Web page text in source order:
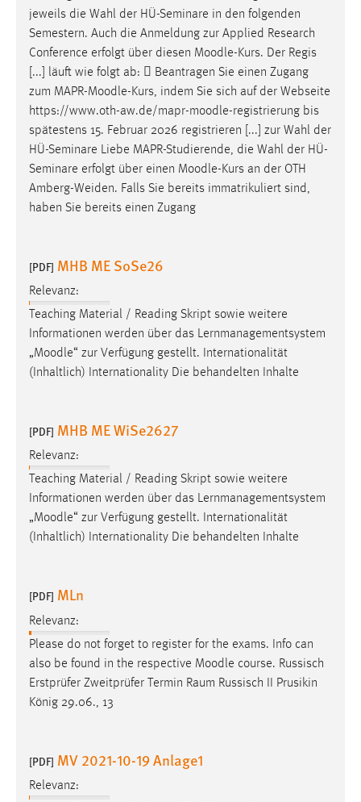
jeweils die Wahl der HÜ-Seminare in den folgenden
Semestern. Auch die Anmeldung zur Applied Research
Conference erfolgt über diesen Moodle-Kurs. Der Regis
[...] läuft wie folgt ab:  Beantragen Sie einen Zugang
zum MAPR-Moodle-Kurs, indem Sie sich auf der Webseite
https://www.oth-aw.de/mapr-moodle-registrierung bis
spätestens 15. Februar 2026 registrieren [...] zur Wahl der
HÜ-Seminare Liebe MAPR-Studierende, die Wahl der HÜ-
Seminare erfolgt über einen Moodle-Kurs an der OTH
Amberg-Weiden. Falls Sie bereits immatrikuliert sind,
haben Sie bereits einen Zugang
[PDF] MHB ME SoSe26
Relevanz:
Teaching Material / Reading Skript sowie weitere
Informationen werden über das Lernmanagementsystem
„Moodle“ zur Verfügung gestellt. Internationalität
(Inhaltlich) Internationality Die behandelten Inhalte
[PDF] MHB ME WiSe2627
Relevanz:
Teaching Material / Reading Skript sowie weitere
Informationen werden über das Lernmanagementsystem
„Moodle“ zur Verfügung gestellt. Internationalität
(Inhaltlich) Internationality Die behandelten Inhalte
[PDF] MLn
Relevanz:
Please do not forget to register for the exams. Info can
also be found in the respective Moodle course. Russisch
Erstprüfer Zweitprüfer Termin Raum Russisch II Prusikin
König 29.06., 13
[PDF] MV 2021-10-19 Anlage1
Relevanz:
Conversion-Tracking
Cookie Laufzeit:
3 Monate
Facebook Pixel
Name:
Anbieter:
Facebook
Cookie Laufzeit:
EXTERNE MEDIEN
externen Medien Cookies gesetzt.
YouTube
Vimeo